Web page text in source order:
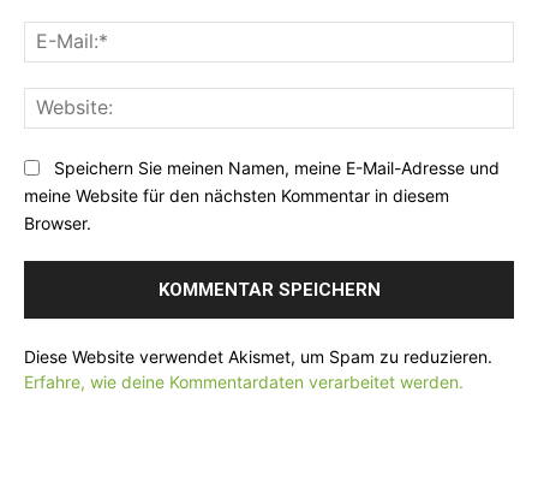
m
n
t
:
m
:
*
-
M
ie
Speichern Sie meinen Namen, meine E-Mail-Adresse und
meine Website für den nächsten Kommentar in diesem
Browser.
Diese Website verwendet Akismet, um Spam zu reduzieren.
Erfahre, wie deine Kommentardaten verarbeitet werden.